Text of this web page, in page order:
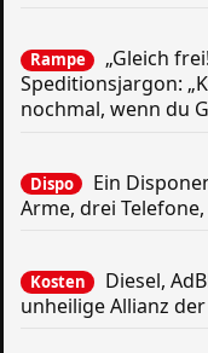
Rampe
„Gleich
Speditionsjargon:
nochmal, wenn du
Dispo
Ein
Arme, drei
Kosten
Diesel,
unheilige Allianz